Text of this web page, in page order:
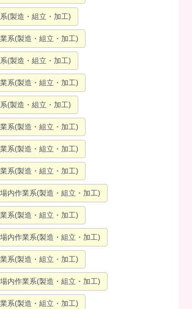
(製造・組立・加工)
系(製造・組立・加工)
(製造・組立・加工)
系(製造・組立・加工)
(製造・組立・加工)
系(製造・組立・加工)
系(製造・組立・加工)
系(製造・組立・加工)
内作業系(製造・組立・加工)
系(製造・組立・加工)
内作業系(製造・組立・加工)
系(製造・組立・加工)
内作業系(製造・組立・加工)
系(製造・組立・加工)